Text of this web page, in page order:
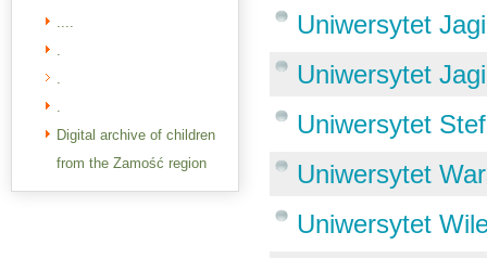
....
.
.
.
Digital archive of children
from the Zamość region
Uniwersytet
Uniwersytet
Uniwersytet
Uniwersytet
Uniwersytet